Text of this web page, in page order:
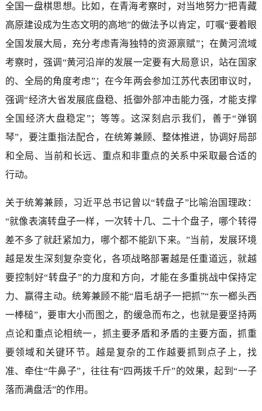
全国一盘棋思想。比如，在青海考察时，对当地努力“把青藏
高原建设成为生态文明的高地”的做法予以肯定，叮嘱“要着眼
全国发展大局，充分考虑青海独特的资源禀赋”；在黄河流域
考察时，强调“黄河沿岸的发展一定要有大局意识，站在国家
的、全局的角度考虑”；在今年两会参加江苏代表团审议时，
强调“经济大省发展底盘稳、抵御外部冲击能力强，才能支撑
全国经济大盘稳定”；等等。这深刻启示我们，善于“弹钢
琴”，要注重指法配合，在统筹兼顾、整体推进，协调好局部
和全局、当前和长远、重点和非重点的关系中采取最合适的
行动。
关于统筹兼顾，习近平总书记曾以“转盘子”比喻治国理政：
“就像表演转盘子一样，一次转十几、二十个盘子，哪个转得
差不多了就赶紧加力，哪个都不能趴下来。”当前，发展环境
越是发生深刻复杂变化，各项战略部署越是任重道远，就越
要控制好“转盘子”的力度和方向，才能在多重挑战中保持定
力、赢得主动。统筹兼顾不能“眉毛胡子一把抓”“东一榔头西
一棒槌”，要审大小而图之，酌缓急而布之，也就是要坚持两
点论和重点论相统一，抓主要矛盾和矛盾的主要方面，抓重
要领域和关键环节。越是复杂的工作越要抓到点子上，找
准、牵住“牛鼻子”，往往有“四两拨千斤”的效果，起到“一子
落而满盘活”的作用。